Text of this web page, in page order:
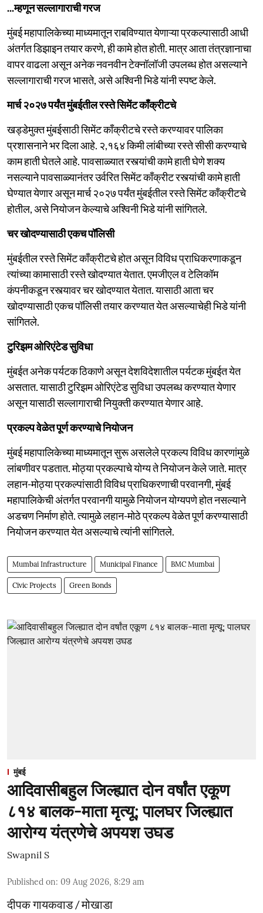
...म्हणून सल्लागाराची गरज
मुंबई महापालिकेच्या माध्यमातून राबविण्यात येणाऱ्या प्रकल्पासाठी आधी
अंतर्गत डिझाइन तयार करणे, ही कामे होत होती. मात्र आता तंत्रज्ञानाचा
वापर वाढला असून अनेक नवनवीन टेक्नॉलॉजी उपलब्ध होत असल्याने
सल्लागाराची गरज भासते, असे अश्विनी भिडे यांनी स्पष्ट केले.
मार्च २०२७ पर्यंत मुंबईतील रस्ते सिमेंट काँक्रीटचे
खड्डेमुक्त मुंबईसाठी सिमेंट काँक्रीटचे रस्ते करण्यावर पालिका
प्रशासनाने भर दिला आहे. २,१६४ किमी लांबीच्या रस्ते सीसी करण्याचे
काम हाती घेतले आहे. पावसाळ्यात रस्त्यांची कामे हाती घेणे शक्य
नसल्याने पावसाळ्यानंतर उर्वरित सिमेंट काँक्रीट रस्त्यांची कामे हाती
घेण्यात येणार असून मार्च २०२७ पर्यंत मुंबईतील रस्ते सिमेंट काँक्रीटचे
होतील, असे नियोजन केल्याचे अश्विनी भिडे यांनी सांगितले.
चर खोदण्यासाठी एकच पॉलिसी
मुंबईतील रस्ते सिमेंट काँक्रीटचे होत असून विविध प्राधिकरणाकडून
त्यांच्या कामासाठी रस्ते खोदण्यात येतात. एमजीएल व टेलिकॉम
कंपनीकडून रस्त्यावर चर खोदण्यात येतात. यासाठी आता चर
खोदण्यासाठी एकच पॉलिसी तयार करण्यात येत असल्याचेही भिडे यांनी
सांगितले.
टुरिझम ओरिएंटेड सुविधा
मुंबईत अनेक पर्यटक ठिकाणे असून देशविदेशातील पर्यटक मुंबईत येत
असतात. यासाठी टुरिझम ओरिएंटेड सुविधा उपलब्ध करण्यात येणार
असून यासाठी सल्लागाराची नियुक्ती करण्यात येणार आहे.
प्रकल्प वेळेत पूर्ण करण्याचे नियोजन
मुंबई महापालिकेच्या माध्यमातून सुरू असलेले प्रकल्प विविध कारणांमुळे
लांबणीवर पडतात. मोठ्या प्रकल्पाचे योग्य ते नियोजन केले जाते. मात्र
लहान-मोठ्या प्रकल्पांसाठी विविध प्राधिकरणाची परवानगी, मुंबई
महापालिकेची अंतर्गत परवानगी यामुळे नियोजन योग्यपणे होत नसल्याने
अडचण निर्माण होते. त्यामुळे लहान-मोठे प्रकल्प वेळेत पूर्ण करण्यासाठी
नियोजन करण्यात येत असल्याचे त्यांनी सांगितले.
Mumbai Infrastructure Municipal Finance BMC Mumbai
Civic Projects Green Bonds
मुंबई
आदिवासीबहुल जिल्ह्यात दोन वर्षांत एकूण
८१४ बालक-माता मृत्यू; पालघर जिल्ह्यात
आरोग्य यंत्रणेचे अपयश उघड
Swapnil S
Published on: 09 Aug 2026, 8:29 am
दीपक गायकवाड / मोखाडा